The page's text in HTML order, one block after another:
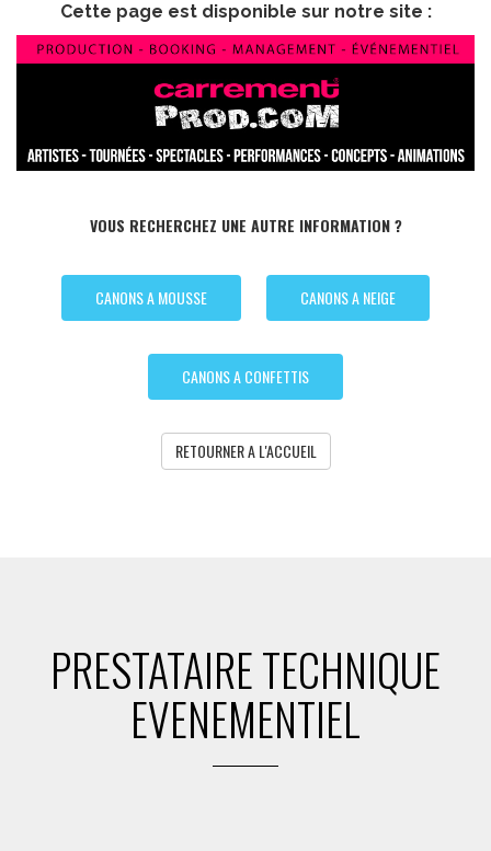
Cette page est disponible sur notre site :
VOUS RECHERCHEZ UNE AUTRE INFORMATION ?
CANONS A MOUSSE CANONS A NEIGE
CANONS A CONFETTIS
RETOURNER A L'ACCUEIL
PRESTATAIRE TECHNIQUE
EVENEMENTIEL